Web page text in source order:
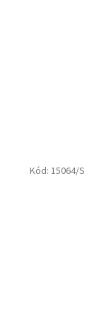
Kód: 15064/S